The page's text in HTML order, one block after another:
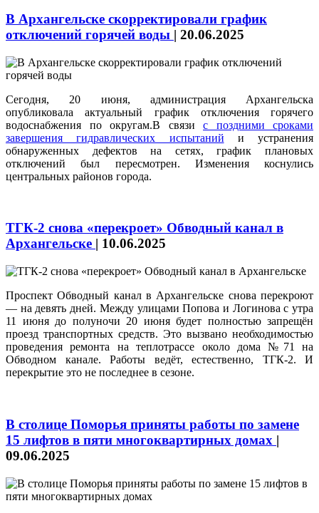
В Архангельске скорректировали график
отключений горячей воды | 20.06.2025
Сегодня, 20 июня, администрация Архангельска
опубликовала актуальный график отключения горячего
водоснабжения по округам.В связи с поздними сроками
завершения гидравлических испытаний и устранения
обнаруженных дефектов на сетях, график плановых
отключений был пересмотрен. Изменения коснулись
центральных районов города.
ТГК-2 снова «перекроет» Обводный канал в
Архангельске | 10.06.2025
Проспект Обводный канал в Архангельске снова перекроют
— на девять дней. Между улицами Попова и Логинова с утра
11 июня до полуночи 20 июня будет полностью запрещён
проезд транспортных средств. Это вызвано необходимостью
проведения ремонта на теплотрассе около дома №71 на
Обводном канале. Работы ведёт, естественно, ТГК-2. И
перекрытие это не последнее в сезоне.
В столице Поморья приняты работы по замене
15 лифтов в пяти многоквартирных домах |
09.06.2025